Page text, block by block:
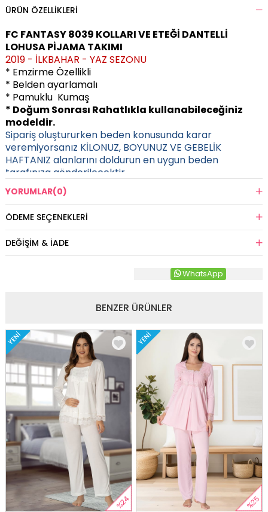
ÜRÜN ÖZELLIKLERI
FC FANTASY 8039 KOLLARI VE ETEĞİ DANTELLİ
LOHUSA PİJAMA TAKIMI
2019 - İLKBAHAR - YAZ SEZONU
* Emzirme Özellikli
* Belden ayarlamalı
* Pamuklu Kumaş
* Doğum Sonrası Rahatlıkla kullanabileceğiniz
modeldir.
Sipariş oluştururken beden konusunda karar
veremiyorsanız KİLONUZ, BOYUNUZ VE GEBELİK
HAFTANIZ alanlarını doldurun en uygun beden
tarafınıza gönderilecektir.
YORUMLAR(0)
ÖDEME SEÇENEKLERI
DEĞIŞIM & İADE
WhatsApp
BENZER ÜRÜNLER
YENI
%24
YENI
%25